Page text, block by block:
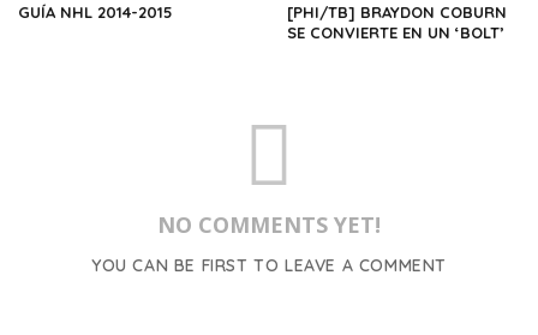
GUÍA NHL 2014-2015
[PHI/TB] BRAYDON COBURN
SE CONVIERTE EN UN ‘BOLT’
NO COMMENTS YET!
YOU CAN BE FIRST TO LEAVE A COMMENT